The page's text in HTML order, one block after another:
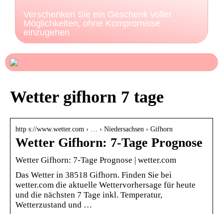
Verschenken Sie ein Geschenk voller
Möglichkeiten, ohne Kompromisse
einzugehen
Wetter gifhorn 7 tage
http s://www.wetter.com › … › Niedersachsen › Gifhorn
Wetter Gifhorn: 7-Tage Prognose
Wetter Gifhorn: 7-Tage Prognose | wetter.com
Das Wetter in 38518 Gifhorn. Finden Sie bei
wetter.com die aktuelle Wettervorhersage für heute
und die nächsten 7 Tage inkl. Temperatur,
Wetterzustand und …